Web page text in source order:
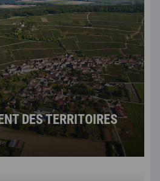
DES TERRITOIRES